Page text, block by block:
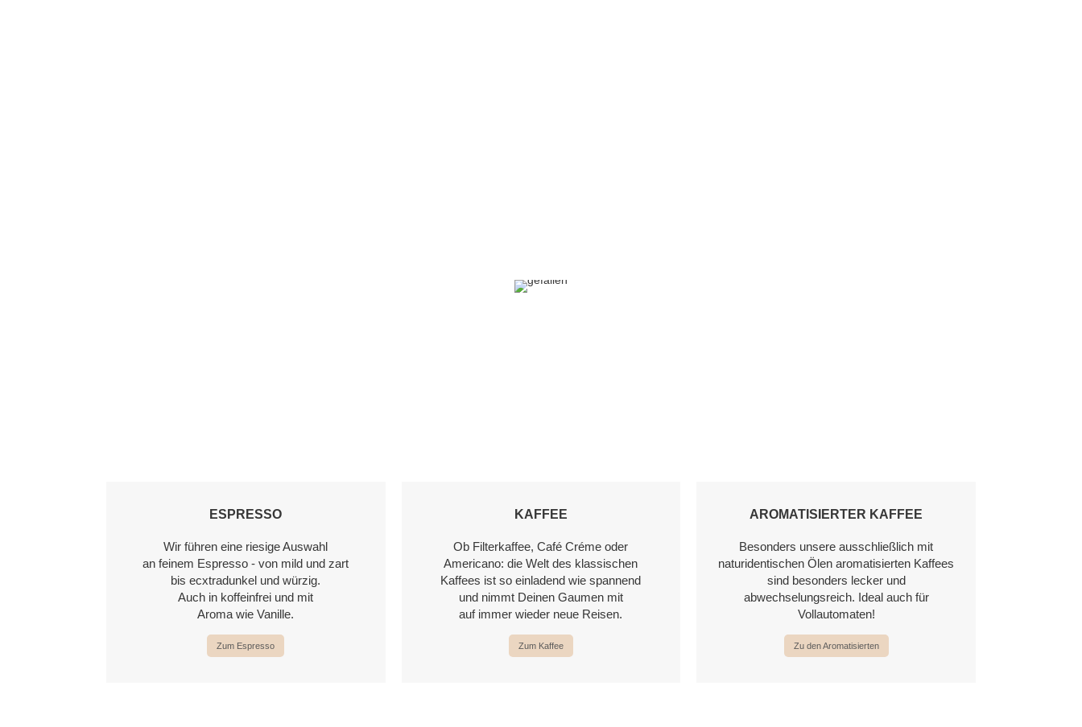
ESPRESSO
Wir führen eine riesige Auswahl
an feinem Espresso - von mild und zart
bis ecxtradunkel und würzig.
Auch in koffeinfrei und mit
Aroma wie Vanille.
Zum Espresso
KAFFEE
Ob Filterkaffee, Café Créme oder
Americano: die Welt des klassischen
Kaffees ist so einladend wie spannend
und nimmt Deinen Gaumen mit
auf immer wieder neue Reisen.
Zum Kaffee
AROMATISIERTER KAFFEE
Besonders unsere ausschließlich mit
naturidentischen Ölen aromatisierten Kaffees
sind besonders lecker und
abwechselungsreich. Ideal auch für
Vollautomaten!
Zu den Aromatisierten